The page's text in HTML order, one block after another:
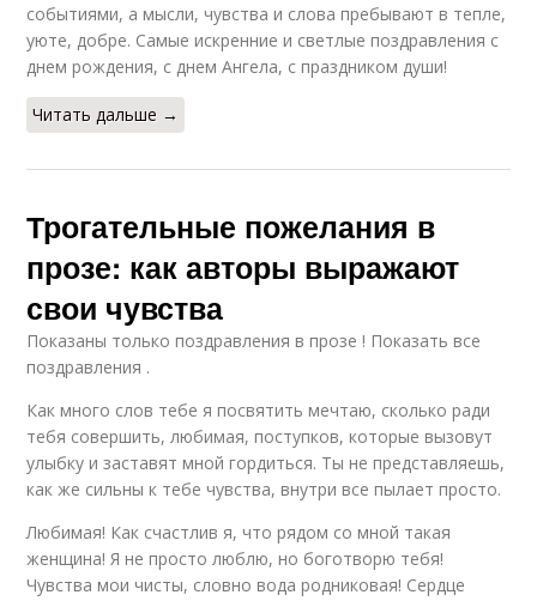
событиями, а мысли, чувства и слова пребывают в тепле,
уюте, добре. Самые искренние и светлые поздравления с
днем рождения, с днем Ангела, с праздником души!
Читать дальше →
Трогательные пожелания в
прозе: как авторы выражают
свои чувства
Показаны только поздравления в прозе ! Показать все
поздравления .
Как много слов тебе я посвятить мечтаю, сколько ради
тебя совершить, любимая, поступков, которые вызовут
улыбку и заставят мной гордиться. Ты не представляешь,
как же сильны к тебе чувства, внутри все пылает просто.
Любимая! Как счастлив я, что рядом со мной такая
женщина! Я не просто люблю, но боготворю тебя!
Чувства мои чисты, словно вода родниковая! Сердце